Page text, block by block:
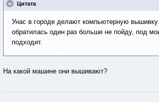
Цитата
Унас в городе делают компьютерную
обратилась один раз больше не пойду, под
подходит.
На какой машине они вышивают?